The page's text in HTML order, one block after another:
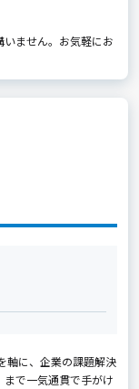
いません。お気軽にお
軸に、企業の課題解決
で一気通貫で手がけ